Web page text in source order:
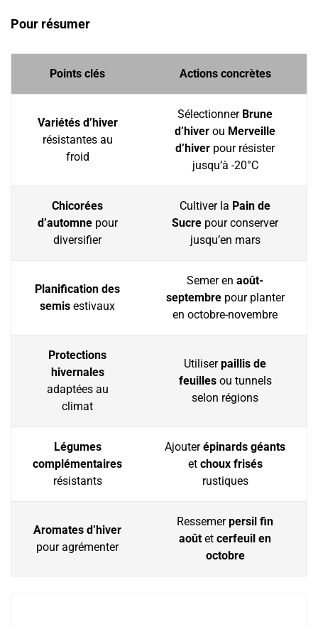
Pour résumer
Points clés Actions concrètes
Variétés d’hiver
résistantes au
froid
Sélectionner Brune
d’hiver ou Merveille
d’hiver pour résister
jusqu’à -20°C
Chicorées
d’automnepour
diversifier
Cultiver la Pain de
Sucre pour conserver
jusqu’en mars
Planification des
semis estivaux
Semer en août-
septembrepour planter
en octobre-novembre
Protections
hivernales
adaptées au
climat
Utiliserpaillis de
feuillesou tunnels
selon régions
Légumes
complémentaires
résistants
Ajouterépinards géants
et choux frisés
rustiques
Aromates d’hiver
pour agrémenter
Ressemerpersil fin
août et cerfeuil en
octobre